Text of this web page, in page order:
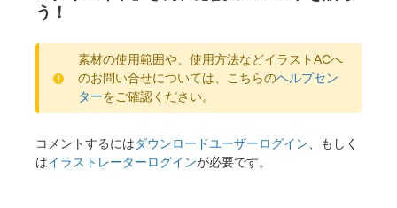
う！
素材の使用範囲や、使用方法などイラストACへ
のお問い合せについては、こちらのヘルプセン
ターをご確認ください。
コメントするにはダウンロードユーザーログイン、もしく
はイラストレーターログインが必要です。